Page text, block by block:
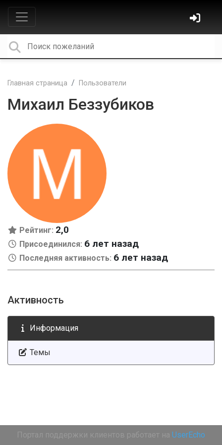
Главная страница Пользователи
Михаил Беззубиков
Рейтинг: 2,0
Присоединился: 6 лет назад
Последняя активность: 6 лет назад
Активность
Информация
Темы
Портал поддержки клиентов работает на UserEcho